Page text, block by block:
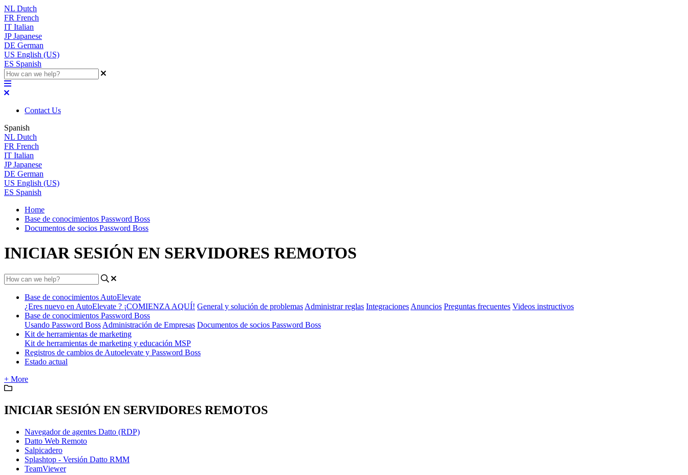
NL Dutch
FR French
IT Italian
JP Japanese
DE German
US English (US)
ES Spanish
Contact Us
Spanish
NL Dutch
FR French
IT Italian
JP Japanese
DE German
US English (US)
ES Spanish
Home
Base de conocimientos Password Boss
Documentos de socios Password Boss
INICIAR SESIÓN EN SERVIDORES REMOTOS
Base de conocimientos AutoElevate
¿Eres nuevo en AutoElevate ? ¡COMIENZA AQUÍ! General y solución de problemas Administrar reglas Integraciones Anuncios Preguntas frecuentes Videos instructivos
Base de conocimientos Password Boss
Usando Password Boss Administración de Empresas Documentos de socios Password Boss
Kit de herramientas de marketing
Kit de herramientas de marketing y educación MSP
Registros de cambios de Autoelevate y Password Boss
Estado actual
+ More
INICIAR SESIÓN EN SERVIDORES REMOTOS
Navegador de agentes Datto (RDP)
Datto Web Remoto
Salpicadero
Splashtop - Versión Datto RMM
TeamViewer